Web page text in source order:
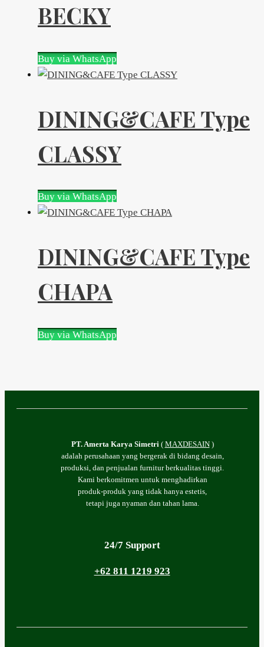
BECKY
Buy via WhatsApp
DINING&CAFE Type
CLASSY
Buy via WhatsApp
DINING&CAFE Type
CHAPA
Buy via WhatsApp
PT. Amerta Karya Simetri ( MAXDESAIN)
adalah perusahaan yang bergerak di bidang desain,
produksi, dan penjualan furnitur berkualitas tinggi.
Kami berkomitmen untuk menghadirkan
produk-produk yang tidak hanya estetis,
tetapi juga nyaman dan tahan lama.
24/7 Support
+62 811 1219 923